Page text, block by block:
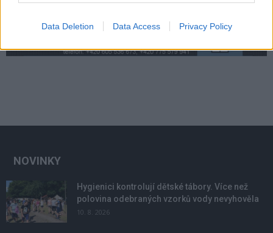
Data Deletion Data Access Privacy Policy
NOVINKY
Hygienici kontrolují dětské tábory. Více než
polovina odebraných vzorků vody nevyhověla
10. 8. 2026